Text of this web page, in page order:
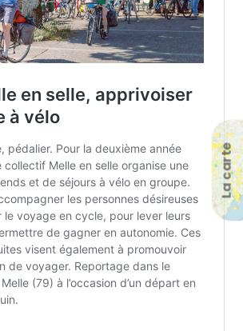
La carte